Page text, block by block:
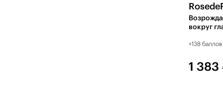
вокруг
+138 баллов
1 383